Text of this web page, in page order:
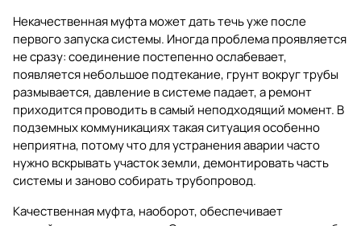
Некачественная муфта может дать течь уже после
первого запуска системы. Иногда проблема проявляется
не сразу: соединение постепенно ослабевает,
появляется небольшое подтекание, грунт вокруг трубы
размывается, давление в системе падает, а ремонт
приходится проводить в самый неподходящий момент. В
подземных коммуникациях такая ситуация особенно
неприятна, потому что для устранения аварии часто
нужно вскрывать участок земли, демонтировать часть
системы и заново собирать трубопровод.
Качественная муфта, наоборот, обеспечивает